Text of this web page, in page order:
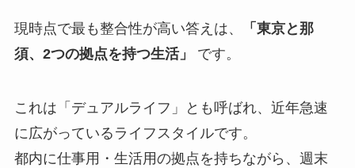
現時点で最も整合性が高い答えは、
「東京と那
須、2つの拠点を持つ生活」
です。
これは「デュアルライフ」とも呼ばれ、近年急速
に広がっているライフスタイルです。
都内に仕事用・生活用の拠点を持ちながら、週末